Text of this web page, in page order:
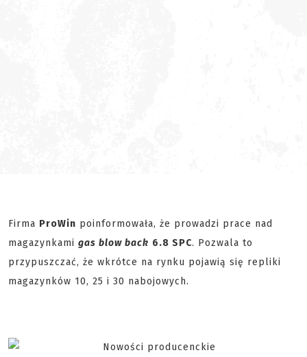
Firma ProWin poinformowała, że prowadzi prace nad
magazynkami gas blow back 6.8 SPC. Pozwala to
przypuszczać, że wkrótce na rynku pojawią się repliki
magazynków 10, 25 i 30 nabojowych.